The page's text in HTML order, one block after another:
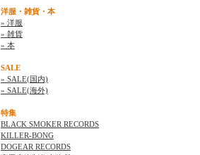
洋服・雑貨・本
» 洋服
» 雑貨
» 本
SALE
» SALE(国内)
» SALE(海外)
特集
BLACK SMOKER RECORDS
KILLER-BONG
DOGEAR RECORDS